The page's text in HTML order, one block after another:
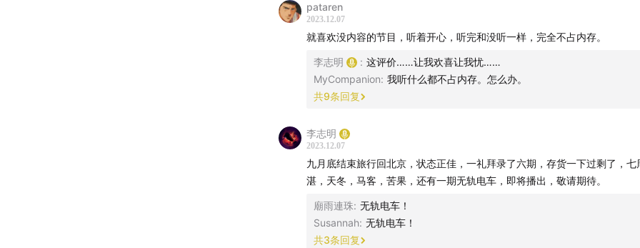
/ 啤酒事务局9号盲盒日上线 /
pataren
2023.12.07
就喜欢没内容的节目，听着开心，听完和没听一样，完全不占内存。
李志明 : 这评价……让我欢喜让我忧……
MyCompanion: 我听什么都不占内存。怎么办。
共9条回复
李志明
2023.12.07
九月底结束旅行回北京，状态正佳，一礼拜录了六期，存货一下过剩了，七
湛，天冬，马客，苦果，还有一期无轨电车，即将播出，敬请期待。
廟雨連珠: 无轨电车！
Susannah: 无轨电车！
共3条回复